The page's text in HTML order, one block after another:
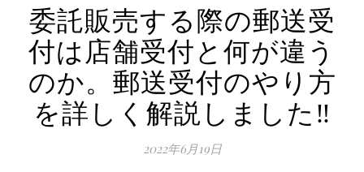
委託販売する際の郵送受
付は店舗受付と何が違う
のか。郵送受付のやり方
を詳しく解説しました‼
2022年6月19日